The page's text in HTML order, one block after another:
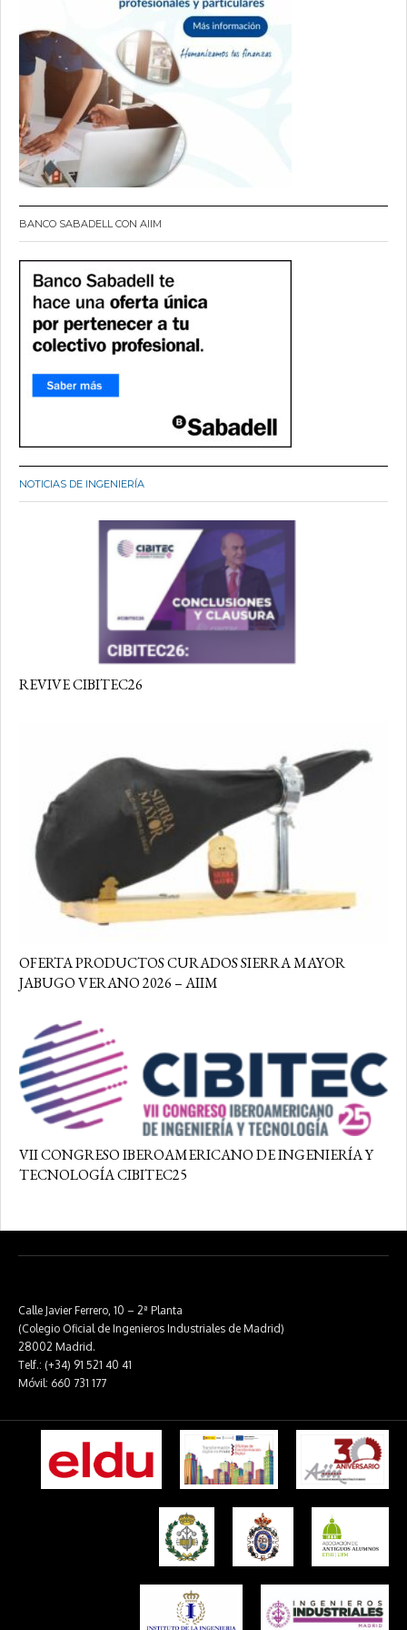
BANCO SABADELL CON AIIM
NOTICIAS DE INGENIERÍA
REVIVE CIBITEC26
OFERTA PRODUCTOS CURADOS SIERRA MAYOR
JABUGO VERANO 2026 – AIIM
VII CONGRESO IBEROAMERICANO DE INGENIERÍA Y
TECNOLOGÍA CIBITEC25
Calle Javier Ferrero, 10 – 2ª Planta
(Colegio Oficial de Ingenieros Industriales de Madrid)
28002 Madrid.
Telf.: (+34) 91 521 40 41
Móvil: 660 731 177